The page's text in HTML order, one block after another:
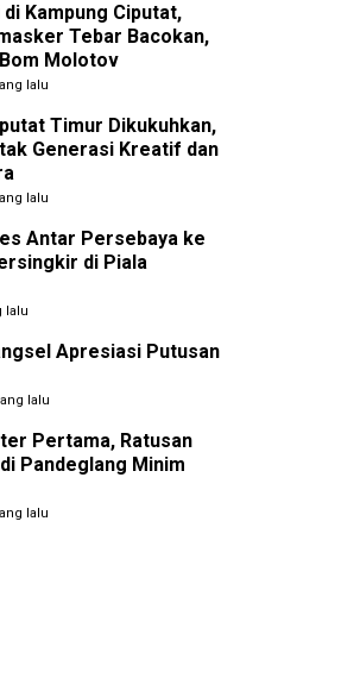
Kampung Ciputat,
Tebar Bacokan,
Molotov
lalu
Timur Dikukuhkan,
Generasi Kreatif dan
lalu
Antar Persebaya ke
di Piala
lalu
Apresiasi Putusan
lalu
Pertama, Ratusan
Pandeglang Minim
lalu